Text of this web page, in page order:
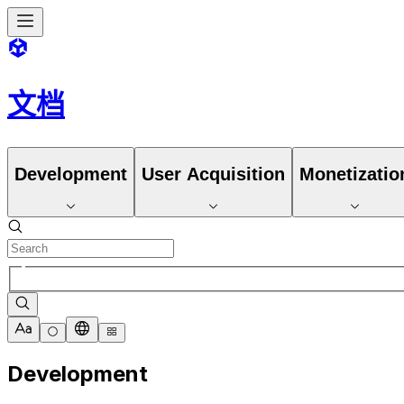
文档
Development User Acquisition
Development